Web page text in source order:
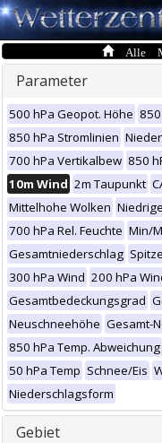
Alle
Parameter
500 hPa Geopot. Höhe
850 hPa Stromlinien
700 hPa Vertikalbew 850
10m Wind 2m Taupunkt
Mittelhohe Wolken
700 hPa Rel. Feuchte Min/
Gesamtniederschlag
300 hPa Wind 200 hPa
Gesamtbedeckungsgrad
Neuschneehöhe Gesamt-
850 hPa Temp. Abweichung
50 hPa Temp Schnee/Eis
Niederschlagsform
Gebiet